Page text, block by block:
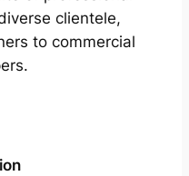
clientele,
to commercial